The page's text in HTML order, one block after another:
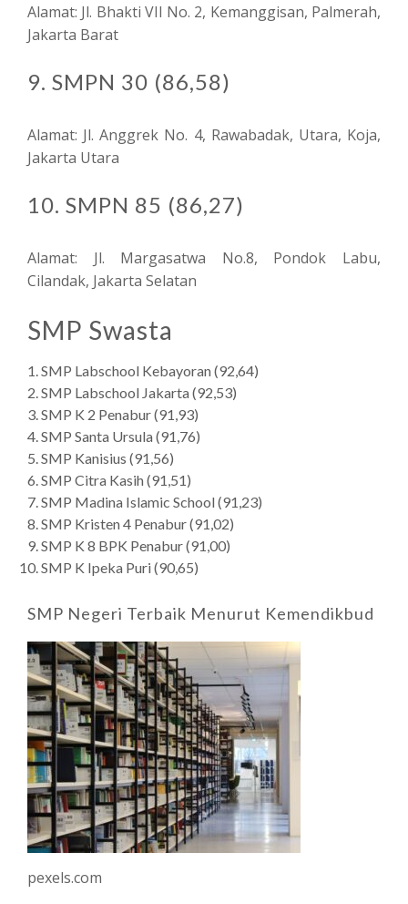
Alamat: Jl. Bhakti VII No. 2, Kemanggisan, Palmerah,
Jakarta Barat
9. SMPN 30 (86,58)
Alamat: Jl. Anggrek No. 4, Rawabadak, Utara, Koja,
Jakarta Utara
10. SMPN 85 (86,27)
Alamat: Jl. Margasatwa No.8, Pondok Labu,
Cilandak, Jakarta Selatan
SMP Swasta
SMP Labschool Kebayoran (92,64)
SMP Labschool Jakarta (92,53)
SMP K 2 Penabur (91,93)
SMP Santa Ursula (91,76)
SMP Kanisius (91,56)
SMP Citra Kasih (91,51)
SMP Madina Islamic School (91,23)
SMP Kristen 4 Penabur (91,02)
SMP K 8 BPK Penabur (91,00)
SMP K Ipeka Puri (90,65)
SMP Negeri Terbaik Menurut Kemendikbud
pexels.com